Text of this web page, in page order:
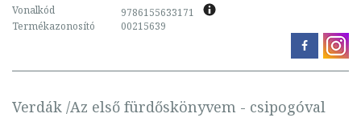
Vonalkód
9786155633171
Termékazonosító
00215639
Verdák /Az első fürdőskönyvem - csipogóval